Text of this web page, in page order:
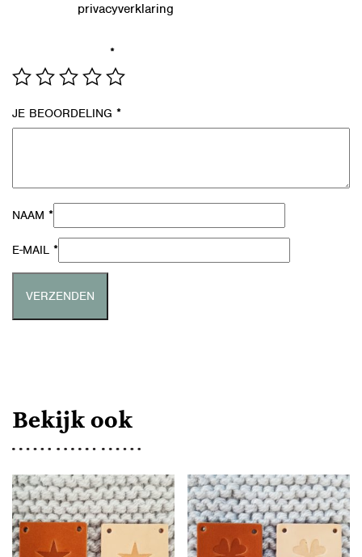
privacyverklaring
*
JE BEOORDELING *
NAAM *
E-MAIL *
Bekijk ook